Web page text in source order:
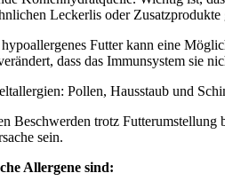
Leckerlis oder Zusatzprodukte
Futter kann eine
dass das Immunsystem sie
Pollen, Hausstaub und
Beschwerden trotz Futterumstellung
sein.
Allergene sind: